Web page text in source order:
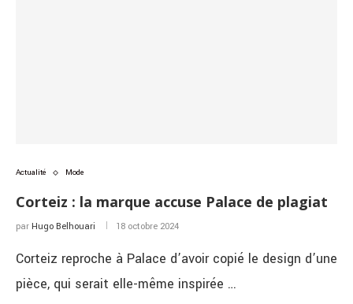
Actualité Mode
Corteiz : la marque accuse Palace de plagiat
par Hugo Belhouari 18 octobre 2024
Corteiz reproche à Palace d’avoir copié le design d’une
pièce, qui serait elle-même inspirée …